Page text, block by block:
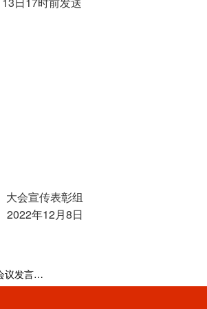
日
时前发送
大会宣传表彰组
2022年12月 8 日
关于征集省政协十三届一次会议发言材料的通知